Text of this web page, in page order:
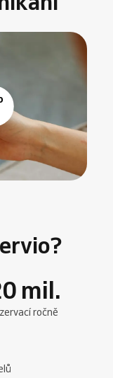
mil.
ročně